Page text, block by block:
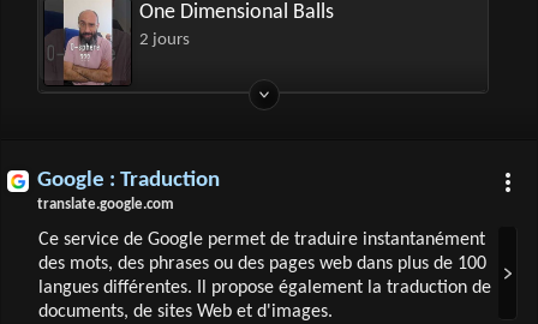
One Dimensional Balls
2 jours
Google : Traduction
translate.google.com
Ce service de Google permet de traduire instantanément
des mots, des phrases ou des pages web dans plus de 100
langues différentes. Il propose également la traduction de
documents, de sites Web et d'images.